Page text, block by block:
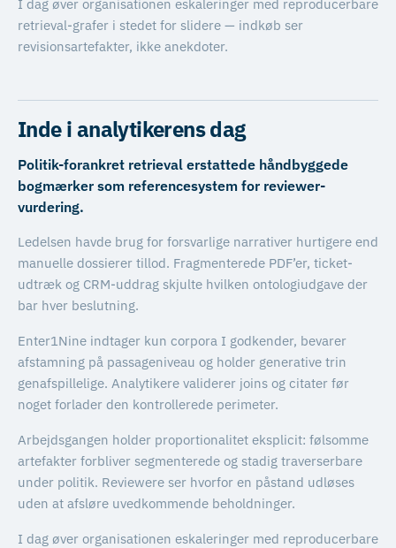
I dag øver organisationen eskaleringer med reproducerbare
retrieval-grafer i stedet for slidere — indkøb ser
revisionsartefakter, ikke anekdoter.
Inde i analytikerens dag
Politik-forankret retrieval erstattede håndbyggede
bogmærker som referencesystem for reviewer-
vurdering.
Ledelsen havde brug for forsvarlige narrativer hurtigere end
manuelle dossierer tillod. Fragmenterede PDF’er, ticket-
udtræk og CRM-uddrag skjulte hvilken ontologiudgave der
bar hver beslutning.
Enter1Nine indtager kun corpora I godkender, bevarer
afstamning på passageniveau og holder generative trin
genafspillelige. Analytikere validerer joins og citater før
noget forlader den kontrollerede perimeter.
Arbejdsgangen holder proportionalitet eksplicit: følsomme
artefakter forbliver segmenterede og stadig traverserbare
under politik. Reviewere ser hvorfor en påstand udløses
uden at afsløre uvedkommende beholdninger.
I dag øver organisationen eskaleringer med reproducerbare